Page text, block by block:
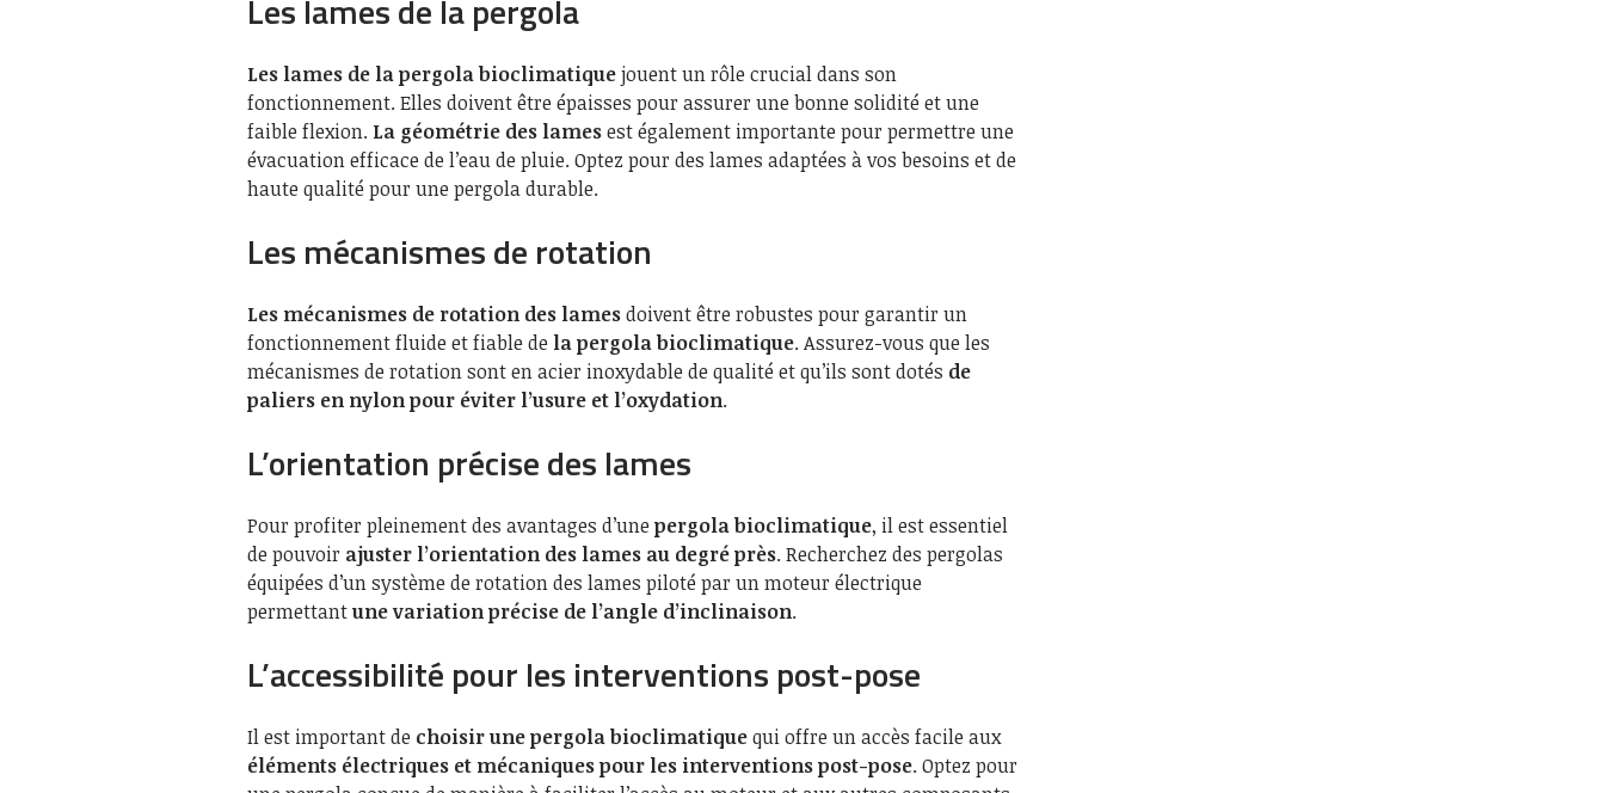
Les lames de la pergola
Les lames de la pergola bioclimatiquejouent un rôle crucial dans son
fonctionnement. Elles doivent être épaisses pour assurer une bonne solidité et une
faible flexion. La géométrie des lamesest également importante pour permettre une
évacuation efficace de l’eau de pluie. Optez pour des lames adaptées à vos besoins et de
haute qualité pour une pergola durable.
Les mécanismes de rotation
Les mécanismes de rotation des lamesdoivent être robustes pour garantir un
fonctionnement fluide et fiable de la pergola bioclimatique. Assurez-vous que les
mécanismes de rotation sont en acier inoxydable de qualité et qu’ils sont dotés de
paliers en nylon pour éviter l’usure et l’oxydation.
L’orientation précise des lames
Pour profiter pleinement des avantages d’une pergola bioclimatique, il est essentiel
de pouvoir ajuster l’orientation des lames au degré près. Recherchez des pergolas
équipées d’un système de rotation des lames piloté par un moteur électrique
permettantune variation précise de l’angle d’inclinaison.
L’accessibilité pour les interventions post-pose
Il est important de choisir une pergola bioclimatiquequi offre un accès facile aux
éléments électriques et mécaniques pour les interventions post-pose. Optez pour